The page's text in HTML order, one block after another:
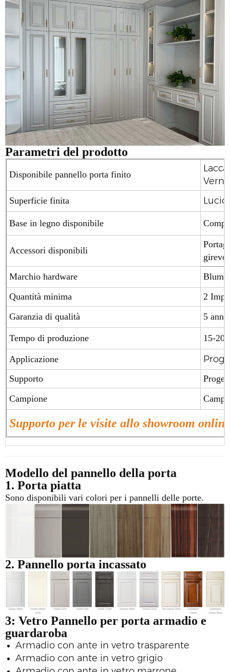
Parametri del prodotto
Disponibile pannello porta finito
Superficie finita
Base in legno disponibile
Accessori disponibili
Marchio hardware
Blum
Quantità minima
2
Garanzia di qualità
5 anni
Tempo di produzione 15-20
Applicazione
Supporto
Campione
Supporto per le visite allo showroom
Modello del pannello della porta
1. Porta piatta
Sono disponibili vari colori per i pannelli delle porte.
2. Pannello porta incassato
3: Vetro Pannello per porta armadio e
guardaroba
Armadio con ante in vetro trasparente
Armadio con ante in vetro grigio